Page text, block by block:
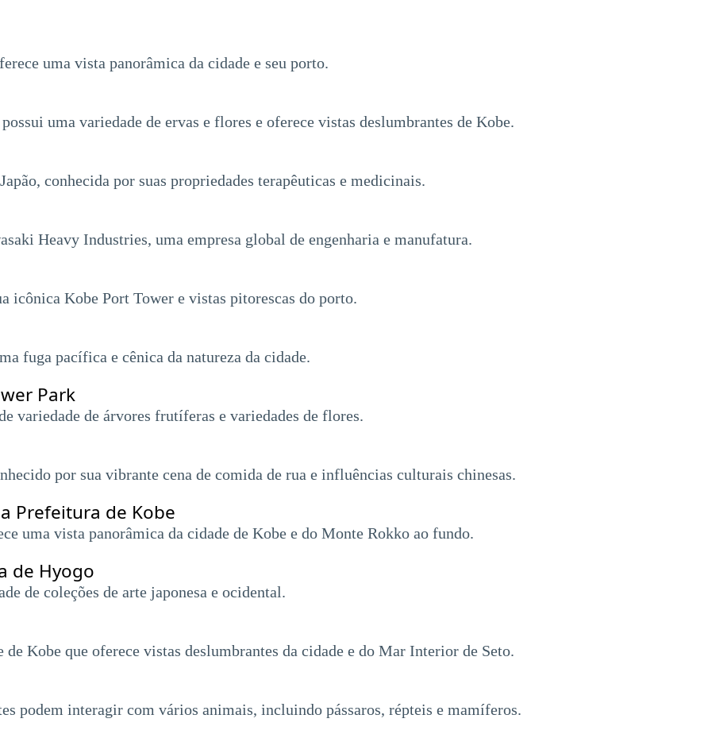
uma vista panorâmica da cidade e seu porto.
uma variedade de ervas e flores e oferece vistas deslumbrantes de Kobe.
conhecida por suas propriedades terapêuticas e medicinais.
Heavy Industries, uma empresa global de engenharia e manufatura.
icônica Kobe Port Tower e vistas pitorescas do porto.
fuga pacífica e cênica da natureza da cidade.
Park
variedade de árvores frutíferas e variedades de flores.
por sua vibrante cena de comida de rua e influências culturais chinesas.
Prefeitura de Kobe
uma vista panorâmica da cidade de Kobe e do Monte Rokko ao fundo.
de Hyogo
de coleções de arte japonesa e ocidental.
Kobe que oferece vistas deslumbrantes da cidade e do Mar Interior de Seto.
podem interagir com vários animais, incluindo pássaros, répteis e mamíferos.